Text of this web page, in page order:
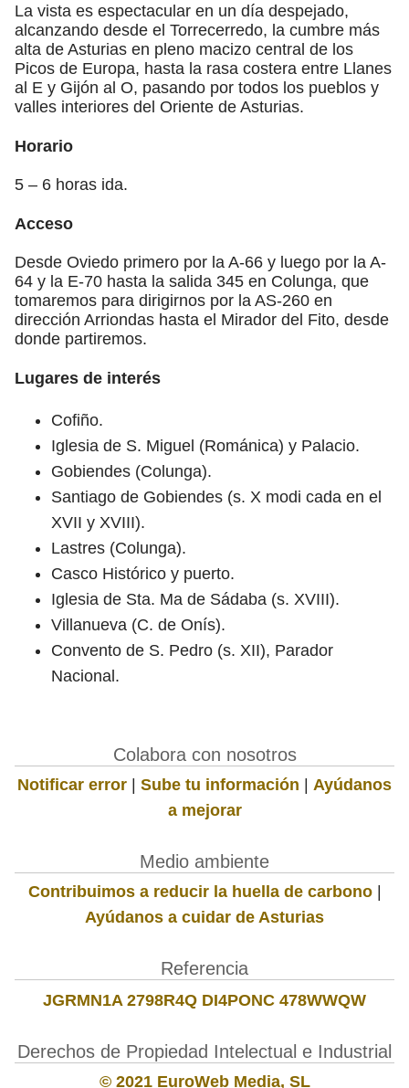
La vista es espectacular en un día despejado,
alcanzando desde el Torrecerredo, la cumbre más
alta de Asturias en pleno macizo central de los
Picos de Europa, hasta la rasa costera entre Llanes
al E y Gijón al O, pasando por todos los pueblos y
valles interiores del Oriente de Asturias.
Horario
5 – 6 horas ida.
Acceso
Desde Oviedo primero por la A-66 y luego por la A-
64 y la E-70 hasta la salida 345 en Colunga, que
tomaremos para dirigirnos por la AS-260 en
dirección Arriondas hasta el Mirador del Fito, desde
donde partiremos.
Lugares de interés
Cofiño.
Iglesia de S. Miguel (Románica) y Palacio.
Gobiendes (Colunga).
Santiago de Gobiendes (s. X modi cada en el
XVII y XVIII).
Lastres (Colunga).
Casco Histórico y puerto.
Iglesia de Sta. Ma de Sádaba (s. XVIII).
Villanueva (C. de Onís).
Convento de S. Pedro (s. XII), Parador
Nacional.
Colabora con nosotros
Notificar error | Sube tu información | Ayúdanos
a mejorar
Medio ambiente
Contribuimos a reducir la huella de carbono|
Ayúdanos a cuidar de Asturias
Referencia
JGRMN1A 2798R4Q DI4PONC 478WWQW
Derechos de Propiedad Intelectual e Industrial
© 2021 EuroWeb Media, SL